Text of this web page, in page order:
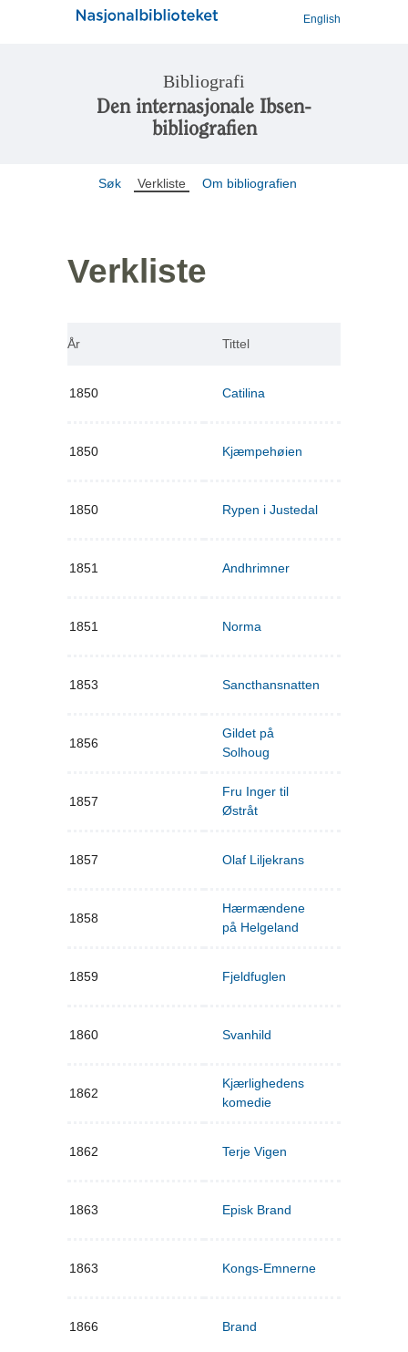
English
Bibliografi
Den internasjonale Ibsen-
bibliografien
Søk Verkliste Om bibliografien
Verkliste
År Tittel
1850 Catilina
1850 Kjæmpehøien
1850 Rypen i Justedal
1851 Andhrimner
1851 Norma
1853 Sancthansnatten
1856
Gildet på
Solhoug
1857
Fru Inger til
Østråt
1857 Olaf Liljekrans
1858
Hærmændene
på Helgeland
1859 Fjeldfuglen
1860 Svanhild
1862
Kjærlighedens
komedie
1862 Terje Vigen
1863 Episk Brand
1863 Kongs-Emnerne
1866 Brand